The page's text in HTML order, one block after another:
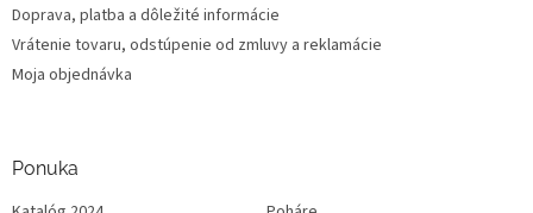
Doprava, platba a dôležité informácie
Vrátenie tovaru, odstúpenie od zmluvy a reklamácie
Moja objednávka
Ponuka